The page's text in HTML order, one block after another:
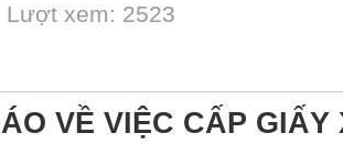
xem: 2523
VỀ VIỆC CẤP